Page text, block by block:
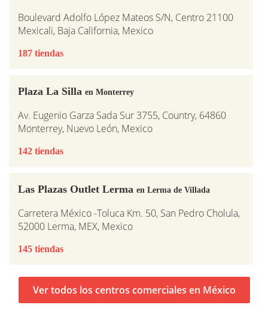
Boulevard Adolfo López Mateos S/N, Centro 21100
Mexicali, Baja California, Mexico
187 tiendas
Plaza La Silla en Monterrey
Av. Eugenio Garza Sada Sur 3755, Country, 64860
Monterrey, Nuevo León, Mexico
142 tiendas
Las Plazas Outlet Lerma en Lerma de Villada
Carretera México -Toluca Km. 50, San Pedro Cholula,
52000 Lerma, MEX, Mexico
145 tiendas
Ver todos los centros comerciales en México